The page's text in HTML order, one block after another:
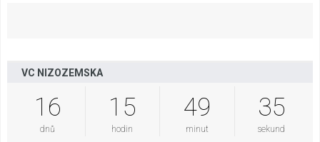
VC NIZOZEMSKA
16
dnů
15
hodin
49
minut
34
sekund